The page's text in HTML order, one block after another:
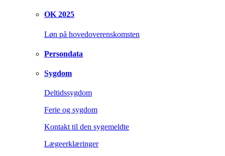
OK 2025
Løn på hovedoverenskomsten
Persondata
Sygdom
Deltidssygdom
Ferie og sygdom
Kontakt til den sygemeldte
Lægeerklæringer